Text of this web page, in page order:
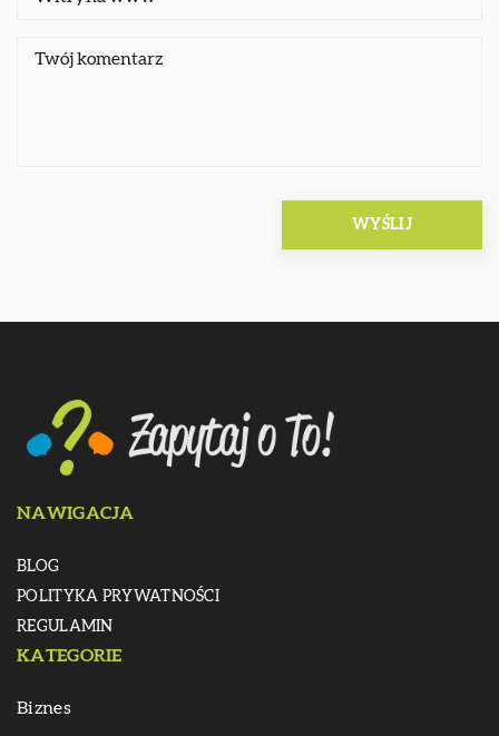
NAWIGACJA
BLOG
POLITYKA PRYWATNOŚCI
REGULAMIN
KATEGORIE
Biznes